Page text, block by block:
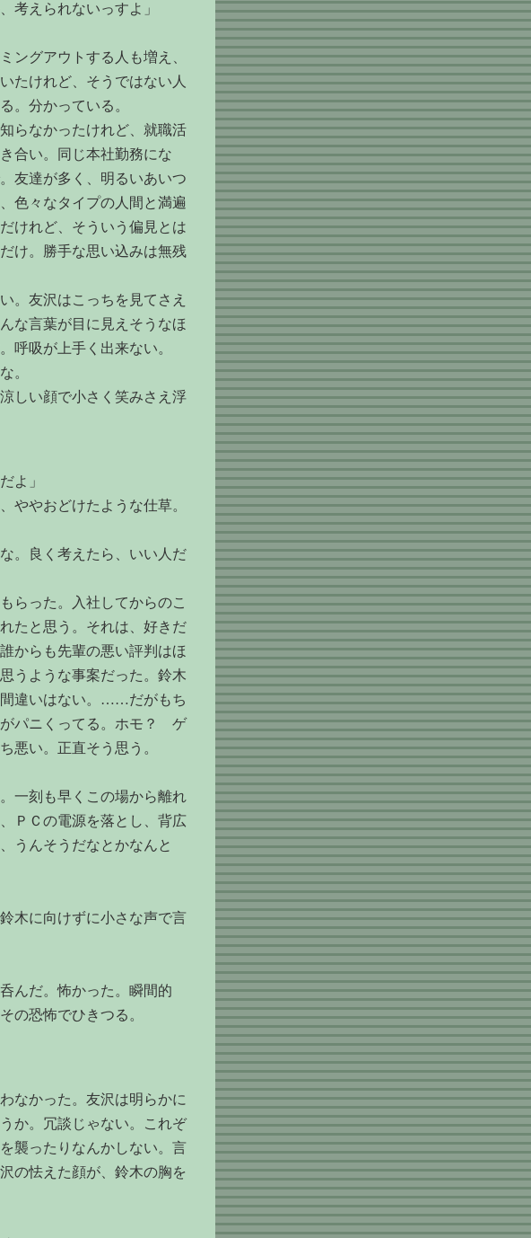
えられないっすよ」
ングアウトする人も増え、
たけれど、そうではない人
。分かっている。
らなかったけれど、就職活
合い。同じ本社勤務にな
友達が多く、明るいあいつ
色々なタイプの人間と満遍
けれど、そういう偏見とは
け。勝手な思い込みは無残
。友沢はこっちを見てさえ
な言葉が目に見えそうなほ
呼吸が上手く出来ない。
。
しい顔で小さく笑みさえ浮
よ」
ややおどけたような仕草。
。良く考えたら、いい人だ
らった。入社してからのこ
たと思う。それは、好きだ
からも先輩の悪い評判はほ
うような事案だった。鈴木
間違いはない。……だがもち
がパニくってる。ホモ？ ゲ
悪い。正直そう思う。
一刻も早くこの場から離れ
ＰＣの電源を落とし、背広
うんそうだなとかなんと
木に向けずに小さな声で言
んだ。怖かった。瞬間的
の恐怖でひきつる。
なかった。友沢は明らかに
か。冗談じゃない。これぞ
襲ったりなんかしない。言
の怯えた顔が、鈴木の胸を